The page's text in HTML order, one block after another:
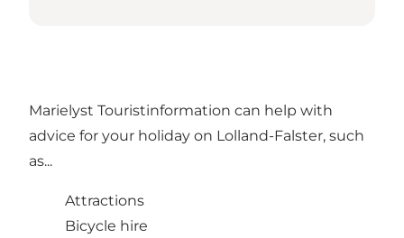
Marielyst Touristinformation can help with
advice for your holiday on Lolland-Falster, such
as...
Attractions
Bicycle hire